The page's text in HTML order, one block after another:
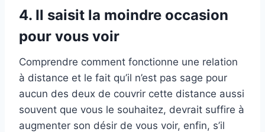
4. Il saisit la moindre occasion
pour vous voir
Comprendre comment fonctionne une relation
à distance et le fait qu’il n’est pas sage pour
aucun des deux de couvrir cette distance aussi
souvent que vous le souhaitez, devrait suffire à
augmenter son désir de vous voir, enfin, s’il